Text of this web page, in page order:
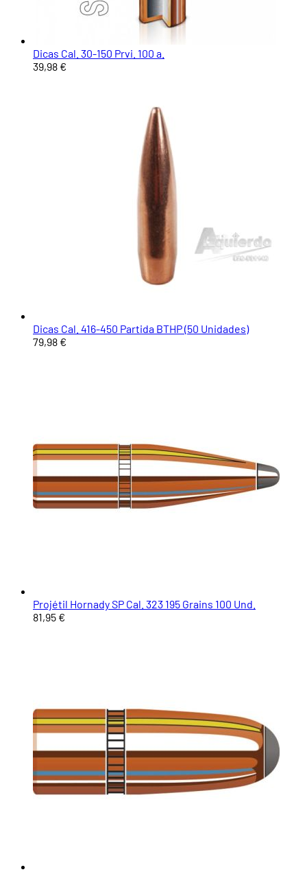
Dicas Cal. 30-150 Prvi. 100 a.
39,98 €
Dicas Cal. 416-450 Partida BTHP (50 Unidades)
79,98 €
Projétil Hornady SP Cal. 323 195 Grains 100 Und.
81,95 €